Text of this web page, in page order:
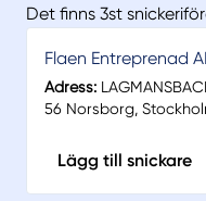
Det finns 3st
Flaen Entreprenad
Adress:
56 Norsborg,
Lägg till snickare